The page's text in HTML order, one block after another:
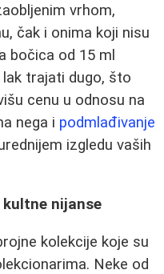
vrhom,
čak i onima koji nisu
bočica od 15 ml
trajati dugo, što
cenu u odnosu na
nega i podmlađivanje
izgledu vaših
kultne nijanse
kolekcije koje su
Neke od